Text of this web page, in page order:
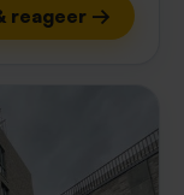
reageer →